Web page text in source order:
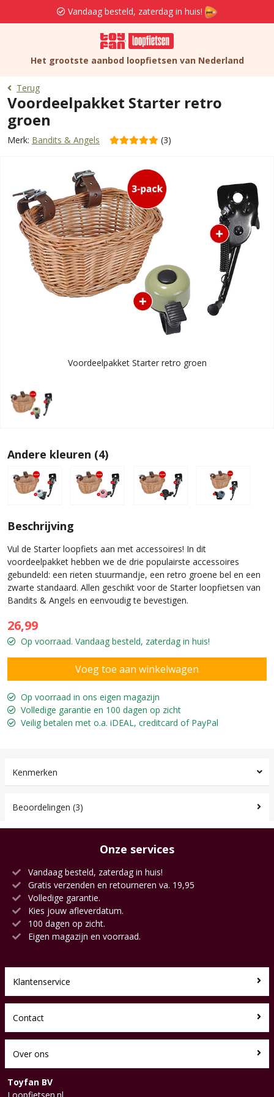
Vandaag besteld, zaterdag in huis!
Het grootste aanbod loopfietsen van Nederland
Terug
Voordeelpakket Starter retro
groen
Merk: Bandits & Angels (3)
Voordeelpakket Starter retro groen
Andere kleuren (4)
Beschrijving
Vul de Starter loopfiets aan met accessoires! In dit
voordeelpakket hebben we de drie populairste accessoires
gebundeld: een rieten stuurmandje, een retro groene bel en een
zwarte standaard. Allen geschikt voor de Starter loopfietsen van
Bandits & Angels en eenvoudig te bevestigen.
26,99
Op voorraad. Vandaag besteld, zaterdag in huis!
Op voorraad in ons eigen magazijn
Volledige garantie en 100 dagen op zicht
Veilig betalen met o.a. iDEAL, creditcard of PayPal
Kenmerken
Beoordelingen (3)
Onze services
Vandaag besteld, zaterdag in huis!
Gratis verzenden en retourneren va. 19,95
Volledige garantie.
Kies jouw afleverdatum.
100 dagen op zicht.
Eigen magazijn en voorraad.
Klantenservice
Contact
Over ons
Toyfan BV